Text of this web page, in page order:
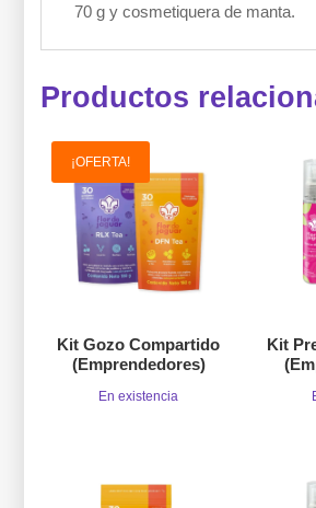
70 g y cosmetiquera de manta.
Productos
¡OFERTA!
Kit Gozo Compartido
(Emprendedores)
En existencia
Kit